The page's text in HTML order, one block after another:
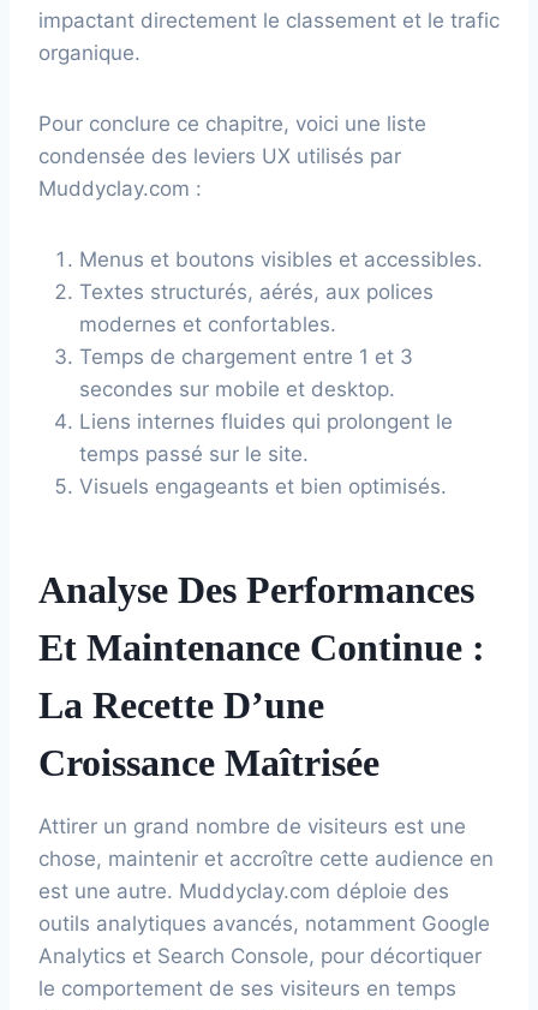
impactant directement le classement et le trafic
organique.
Pour conclure ce chapitre, voici une liste
condensée des leviers UX utilisés par
Muddyclay.com :
Menus et boutons visibles et accessibles.
Textes structurés, aérés, aux polices
modernes et confortables.
Temps de chargement entre 1 et 3
secondes sur mobile et desktop.
Liens internes fluides qui prolongent le
temps passé sur le site.
Visuels engageants et bien optimisés.
Analyse Des Performances
Et Maintenance Continue :
La Recette D’une
Croissance Maîtrisée
Attirer un grand nombre de visiteurs est une
chose, maintenir et accroître cette audience en
est une autre. Muddyclay.com déploie des
outils analytiques avancés, notamment Google
Analytics et Search Console, pour décortiquer
le comportement de ses visiteurs en temps